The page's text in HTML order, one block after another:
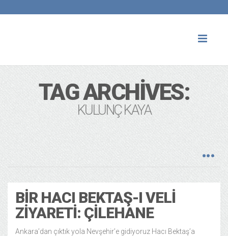
TAG ARCHIVES:
KULUNÇ KAYA
BIR HACI BEKTAŞ-I VELI
ZIYARETI: ÇILEHANE
Ankara’dan çıktık yola Nevşehir’e gidiyoruz Hacı Bektaş’a